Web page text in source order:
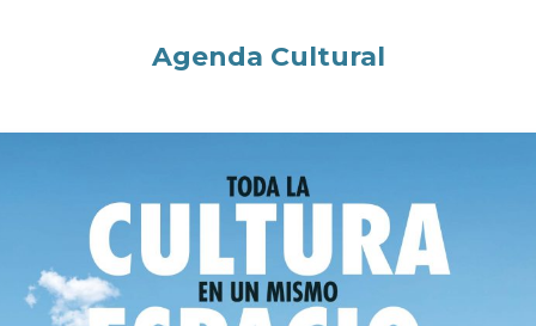
Agenda Cultural